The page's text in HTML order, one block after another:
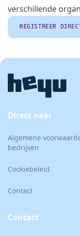
verschillende
REGISTREER
Direct naar
Algemene
bedrijven
Cookiebeleid
Contact
Contact